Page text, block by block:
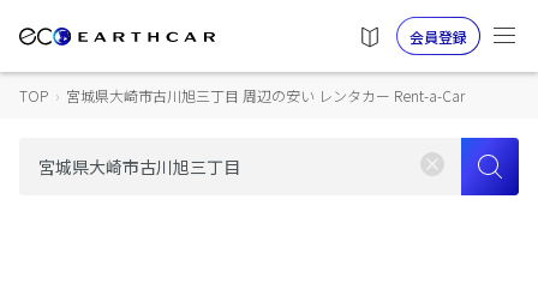
会員登録
TOP › 宮城県大崎市古川旭三丁目 周辺の安い レンタカー Rent-a-Car